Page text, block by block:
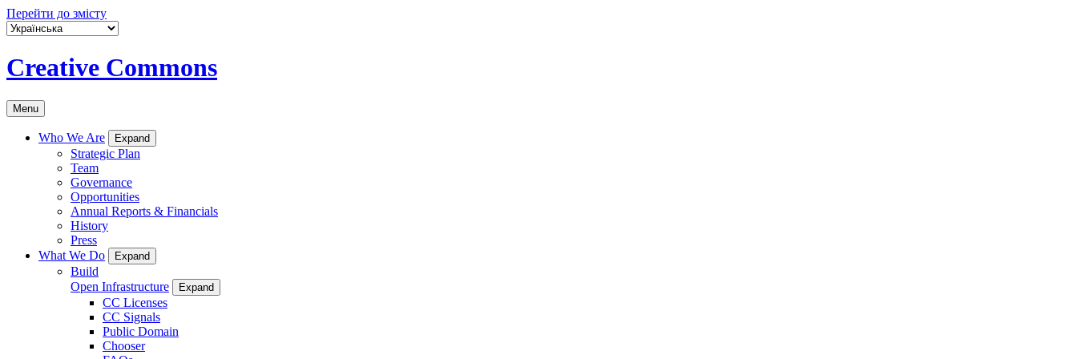
Перейти до змісту
Creative Commons
Menu
Who We Are Expand
Strategic Plan
Team
Governance
Opportunities
Annual Reports & Financials
History
Press
What We Do
Expand
Build
Open Infrastructure
Expand
CC Licenses
CC Signals
Public Domain
Chooser